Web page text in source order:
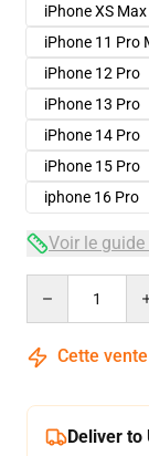
iPhone XS Max
iPhone 11 Pro
iPhone 12 Pro
iPhone 13 Pro
iPhone 14 Pro
iPhone 15 Pro
iphone 16 Pro
Voir le
Cette
Deliver to